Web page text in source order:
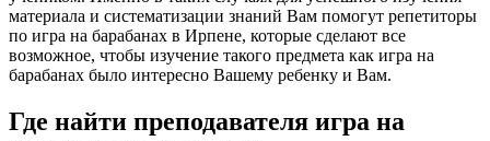
материала и систематизации знаний Вам помогут репетиторы
по игра на барабанах в Ирпене, которые сделают все
возможное, чтобы изучение такого предмета как игра на
барабанах было интересно Вашему ребенку и Вам.
Где найти преподавателя игра на